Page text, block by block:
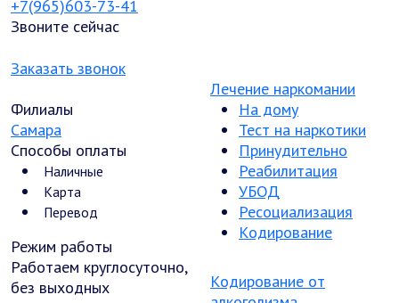
+7(965)603-73-41
Звоните сейчас
Заказать звонок
Филиалы
Самара
Способы оплаты
Наличные
Карта
Перевод
Режим работы
Работаем круглосуточно,
без выходных
Лечение наркомании
На дому
Тест на наркотики
Принудительно
Реабилитация
УБОД
Ресоциализация
Кодирование
Кодирование от